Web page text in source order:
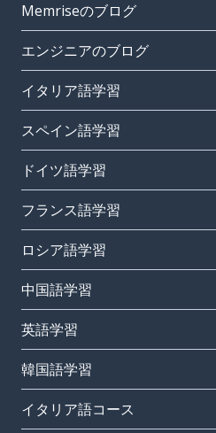
Memriseのブログ
エンジニアのブログ
イタリア語学習
スペイン語学習
ドイツ語学習
フランス語学習
ロシア語学習
中国語学習
英語学習
韓国語学習
イタリア語コース